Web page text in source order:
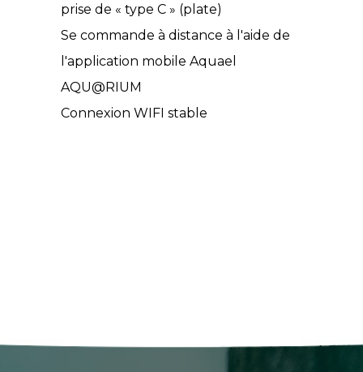
prise de « type C » (plate)
Se commande à distance à l'aide de
l'application mobile Aquael
AQU@RIUM
Connexion WIFI stable